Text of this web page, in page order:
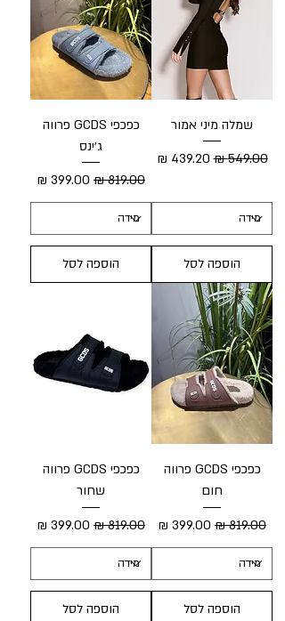
שמלה מיני אמור
מחיר רגיל‏549.00 ‏₪ מחיר מבצע
הוספה לסל
כפכפי GCDS פרווה
ג׳ינס
מחיר רגיל מחיר מבצע
הוספה לסל
כפכפי GCDS פרווה
חום
מחיר רגיל מחיר מבצע
הוספה לסל
כפכפי GCDS פרווה
שחור
מחיר רגיל מחיר מבצע
הוספה לסל